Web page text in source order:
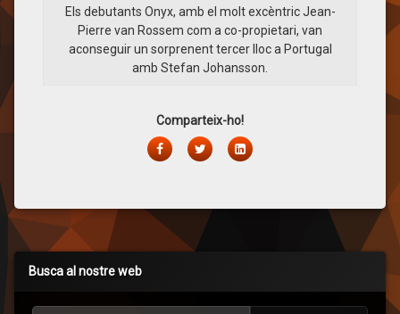
Els debutants Onyx, amb el molt excèntric Jean-
Pierre van Rossem com a co-propietari, van
aconseguir un sorprenent tercer lloc a Portugal
amb Stefan Johansson.
Comparteix-ho!
FacebookTwitterLinkedIn
Busca al nostre web